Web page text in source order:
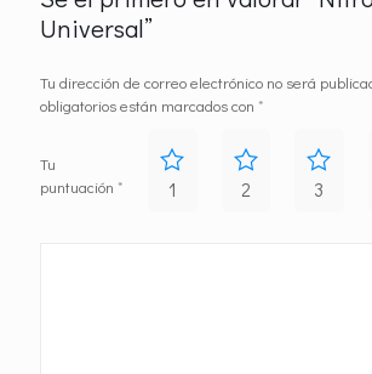
Universal”
Tu dirección de correo electrónico no será
obligatorios están marcados con *
Tu
puntuación * 1 2 3